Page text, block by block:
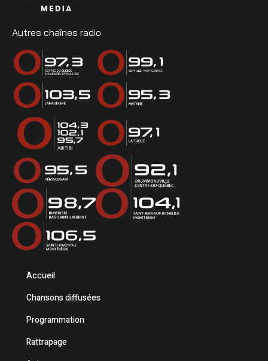
Autres chaînes radio
Accueil
Chansons diffusées
Programmation
Rattrapage